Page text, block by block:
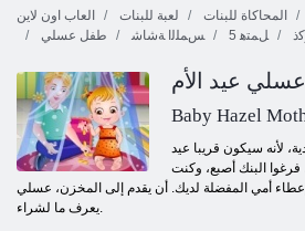
العاب اون لاين
لعبة للبنات المحاكاة للبنات
طفل عسلي
ﺲﻤﻠﻟﺍ ﺔﺷﺎﺷ 5 ﻞﻤﺘﻫ
عيد الأم
Baby Hazel
لأنه سيكون قريبا عيد
فرغوا البنك أصبع، وكنت
أمي المفضلة لديك. أن يقدم إلى المخزن، عسلي
يعرف ما لشراء.